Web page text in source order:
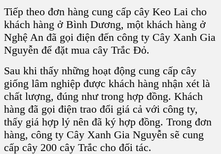
Tiếp theo đơn hàng cung cấp cây Keo Lai cho
khách hàng ở Bình Dương, một khách hàng ở
Nghệ An đã gọi điện đến công ty Cây Xanh Gia
Nguyễn để đặt mua cây Trắc Đỏ.
Sau khi thấy những hoạt động cung cấp cây
giống lâm nghiệp được khách hàng nhận xét là
chất lượng, đúng như trong hợp đồng. Khách
hàng đã gọi điện trao đổi giá cả với công ty,
thấy giá hợp lý nên đã ký hợp đồng. Trong đơn
hàng, công ty Cây Xanh Gia Nguyễn sẽ cung
cấp cây 200 cây Trắc cho đối tác.